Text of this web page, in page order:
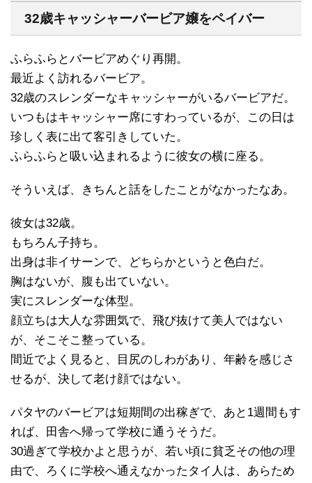
32歳キャッシャーバービア嬢をペイバー
ふらふらとバービアめぐり再開。
最近よく訪れるバービア。
32歳のスレンダーなキャッシャーがいるバービアだ。
いつもはキャッシャー席にすわっているが、この日は
珍しく表に出て客引きしていた。
ふらふらと吸い込まれるように彼女の横に座る。
そういえば、きちんと話をしたことがなかったなあ。
彼女は32歳。
もちろん子持ち。
出身は非イサーンで、どちらかというと色白だ。
胸はないが、腹も出ていない。
実にスレンダーな体型。
顔立ちは大人な雰囲気で、飛び抜けて美人ではない
が、そこそこ整っている。
間近でよく見ると、目尻のしわがあり、年齢を感じさ
せるが、決して老け顔ではない。
パタヤのバービアは短期間の出稼ぎで、あと1週間もす
れば、田舎へ帰って学校に通うそうだ。
30過ぎて学校かよと思うが、若い頃に貧乏その他の理
由で、ろくに学校へ通えなかったタイ人は、あらため